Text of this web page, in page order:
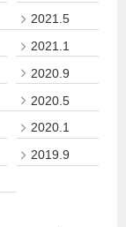
2021.5
2021.1
2020.9
2020.5
2020.1
2019.9